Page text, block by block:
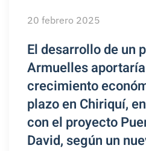
20 febrero 2025
El desarrollo de un
Armuelles
crecimiento
plazo en Chiriquí,
con el proyecto
David, según un